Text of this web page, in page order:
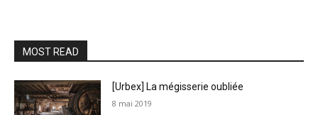
MOST READ
[Urbex] La mégisserie oubliée
8 mai 2019